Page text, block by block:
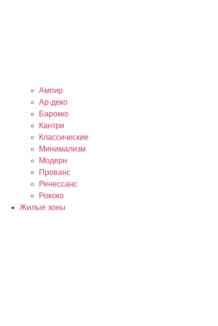
Ампир
Ар-деко
Барокко
Кантри
Классические
Минимализм
Модерн
Прованс
Ренессанс
Рококо
Жилые зоны